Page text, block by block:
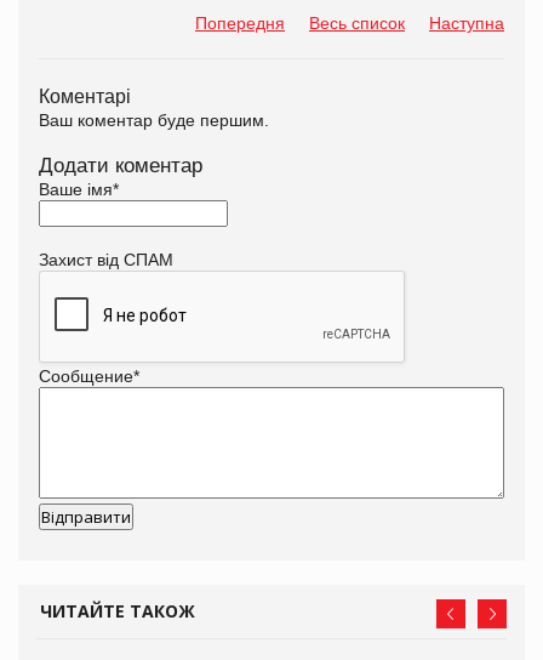
Попередня Весь список Наступна
Коментарі
Ваш коментар буде першим.
Додати коментар
Ваше імя*
Захист від СПАМ
Сообщение*
ЧИТАЙТЕ ТАКОЖ